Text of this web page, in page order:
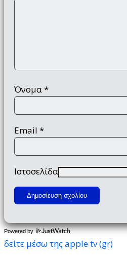
Όνομα*
Email *
Ιστοσελίδα
Powered by
δείτε μέσω της apple tv (gr)